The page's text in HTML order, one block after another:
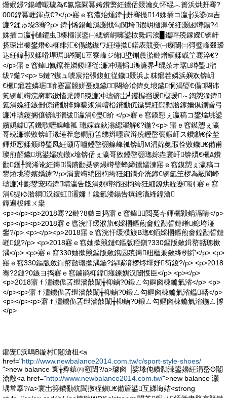
熸姄鐛?鍚嶆嚫璩為€氱窛閫冪姱鐨勶紝鐪佸叕瀹夊怀绲︿簣浜烘皯骞?
000鍏冪崕鍕点€?</p>寤ｅ窞澧炲煄鍏╁皯骞撮14姝插コ瀛╁洖鍌㈣吉
濂?鍒ゅ垜3骞?p> 鍏╁悕鍚屾潙灏戝勾闃垮鍜岄樋濞侊紝灏囦竴鍚?4
姝插コ瀛╅樋鑺虫楱欏洖鍌㈠緦锛岄噰鍙栨毚鍔涘▉鑴呯殑鎵嬫锛屽
挤琛岀櫦鐢熸€ч棞绯汇€傝繎鏃ワ紝缍撳鍩庡競妾㈠療闄㈡彁璧峰叕瑷
达紝鍏╀汉鍒嗗垾琚硶闄互寮峰ジ缃垽铏曟湁鏈熷緬鍒戜笁骞淬€?
</p>寤ｅ窞鍏氦鑹茬嫾鍐嶇従:濂冲瓙韬潗濂界┛绲茶オ琚竴璺潪
绂?鍦?<p> 5鏈?鏃ュ唬宸炲張鍑虹従鐬叕浜よ粖鑹茬嫾浜嬩欢锛岄
€欐鑹茬嫾琚啽蹇冨競姘戞媿鐬闋绘洕鍏夊埌鐬恫涓娿€傝闋讳
笂锛屼竴浣嶈韩鏉愭児鐏殑濂冲瓙锛岀┛钁楃挡瑗櫧瑗～鍧愬湪鍏
氦涓婏紝鏃侀倞鐨勫捀婵曚浆涓嶆柗鐨勫伔鐬勶紝閭勬湁鎵嬭倶鍘昏弓
濂冲瓙鑳搁儴锛岄潪绂灜涓€璺紒 </p>寤ｅ窞鏌愬ぇ瀛稿コ鐢熻垗鍙
嬪嬀鎼叾鐖歌嚦鎳峰瓡 璁婃垚鈥滃緦濯解€?鍦?<p> 寤ｅ窞鏌愬ぇ瀛
哥殑濂崇敓锛屽湪缍茬怠鐧煎笘绋辫嚜宸辩殑鑸嶅弸鍜屽ス鐨勮€佺埜
鍕炬惌鍒颁竴璧凤紝灏庤嚧鑸嶅弸鎳峰瓡锛岄Μ涓婂氨瑕佺敓鐬€備甫
璨煎嚭鐬垗鍙嬬殑鐓х墖锛佸ぇ瀛哥敓鑸嶅弸璁婃垚寰屽锛熼€欐ǎ鐨
勫钁╀簨浠讹紝鏄湡鐨勫棊锛熶竴璧蜂締鐪嬬湅寤ｅ窞鏌愬ぇ瀛稿コ
鐢熻垗鍙嬪嬀鎼?/p>涓婁竴绡囨枃绔狅細鐧介洸鍗€锛氫笁椤為毃閬峰
瓙濂冲彲鐢宠珛鍏睛瀛告牎涓嬩竴绡囨枃绔狅細鐐烘眰蹇劅 寤ｅ窞
涓€缇ゆ湁閷汉鍑虹灞嬭！鑱氱溇鍚告瘨鐚滀綘鍠滄
鐔遍杸鎺ㄨ枽
<p></p><p>2018骞?2鏈?8鏃ヨ捣寤ｅ窞鍏閲戞キ鍕欐毇鍋滆睛</p>
<p></p><p>2018寤ｅ窞浣忓缓濮斻€婇棞鏂煎畬鍠勫晢鏈嶉鎴垮湴
鐢?/p> <p></p><p>2018寤ｅ窞浣忓缓濮旇В璁€銆婇棞鏂煎畬鍠勫晢鏈
嶉鎴?/p> <p>2018寤ｅ窞妯撳競鏈€鏂版秷鎭?330鏂版斂鍓嶅嚭璁撳
湡</p> <p>寤ｅ窞330妯撳競鏂版斂鎸囩殑鏄粈楹兼斂绛栵紵</p> <p>
寤ｅ窞330鏂版斂鍓嶅嚭璁撳湡鍦?鍟嗘湇椤炵墿妤笉鍐?/p> <p>2018
骞?2鏈?0鏃ヨ捣寤ｅ窞鏀鹃枊鍏瘬鍊嬩汉闄愯臣</p> <p></p>
<p>2018寤ｆ澅鐪佹叾绁濇敼闈╅枊鏀?0鍛ㄥ勾鏂囪棟鏅氭渻</p> <p>
</p><p>寤ｆ澅鐪佹叾绁濇敼闈╅枊鏀?0鍛ㄥ勾鏂囪棟鏅氭渻鎾嚭</p>
<p></p><p>寤ｆ澅鐪佹叾绁濇敼闈╅枊鏀?0鍛ㄥ勾鏂囪棟鏅氭渻鍦ㄥ摢
</p>
鎯宠浜嗚В鏇村闂滄柤<a
href="http://www.newbalance2014.com.tw/c/sport-style-shoes/
">new balance 寰╁彜鎱㈣窇闉?/a>璩囪▕娑堟伅鐨勬湅鍙嬶紝涓嶅Θ闂
滄敞<a href="http://www.newbalance2014.com.tw/">new balance 灏
堣常搴?/a>寰岀簩鐨勫牨閬撴秷鎭€備篃鍙互娣诲姞<strong